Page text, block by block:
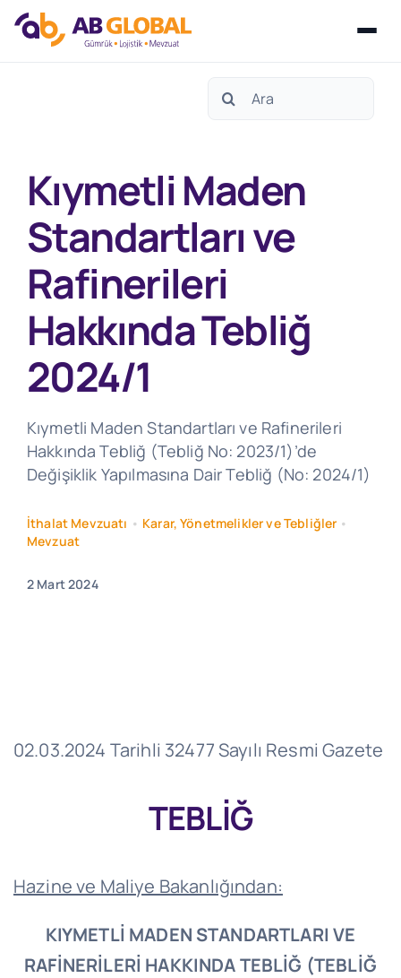
Search
Kıymetli Maden
Standartları ve
Rafinerileri
Hakkında Tebliğ
2024/1
Kıymetli Maden Standartları ve Rafinerileri
Hakkında Tebliğ (Tebliğ No: 2023/1)’de
Değişiklik Yapılmasına Dair Tebliğ (No: 2024/1)
İthalat Mevzuatı • Karar, Yönetmelikler ve Tebliğler •
Mevzuat
2 Mart 2024
02.03.2024 Tarihli 32477 Sayılı Resmi Gazete
TEBLİĞ
Hazine ve Maliye Bakanlığından:
KIYMETLİ MADEN STANDARTLARI VE
RAFİNERİLERİ HAKKINDA TEBLİĞ (TEBLİĞ